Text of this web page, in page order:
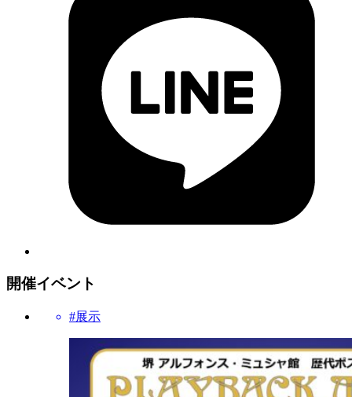
開催イベント
#展示